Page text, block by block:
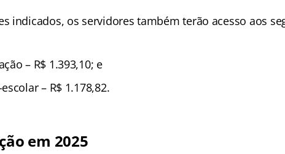
indicados, os servidores também terão acesso aos
– R$ 1.393,10; e
– R$ 1.178,82.
em 2025